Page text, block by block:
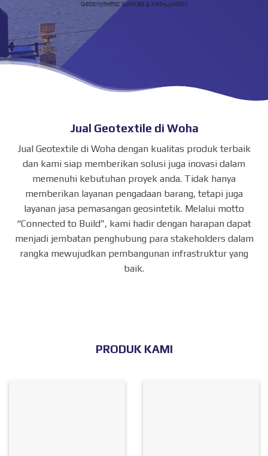
Jual Geotextile di Woha
Jual Geotextile di Woha dengan kualitas produk terbaik
dan kami siap memberikan solusi juga inovasi dalam
memenuhi kebutuhan proyek anda. Tidak hanya
memberikan layanan pengadaan barang, tetapi juga
layanan jasa pemasangan geosintetik. Melalui motto
“Connected to Build”, kami hadir dengan harapan dapat
menjadi jembatan penghubung para stakeholders dalam
rangka mewujudkan pembangunan infrastruktur yang
baik.
PRODUK KAMI